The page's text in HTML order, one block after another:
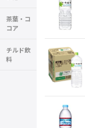
茶葉・コ
コア
チルド飲
料